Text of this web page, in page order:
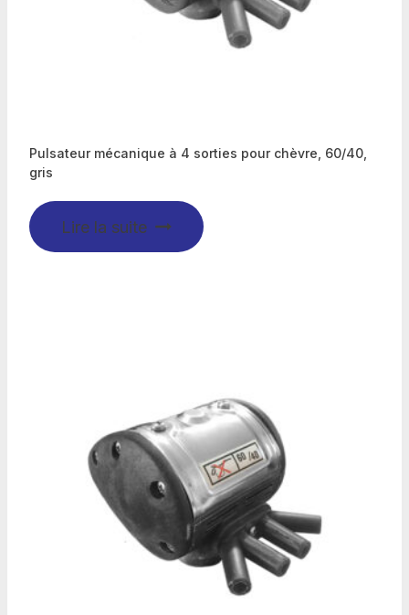
Pulsateur mécanique à 4 sorties pour chèvre, 60/40,
gris
Lire la suite